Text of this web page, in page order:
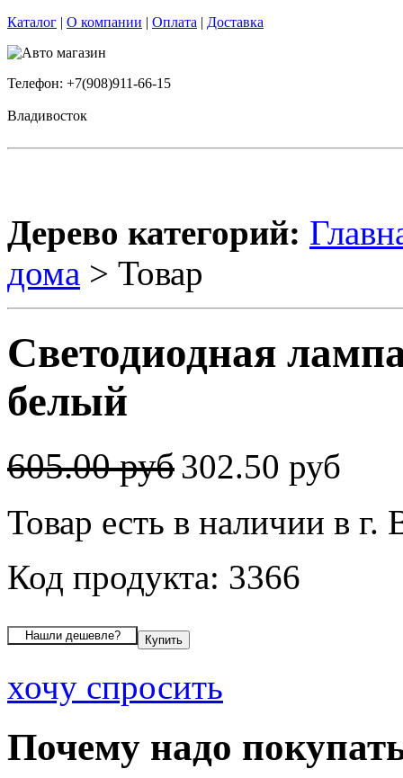
Каталог | О компании | Оплата | Доставка
Телефон: +7(908)911-66-15
Владивосток
Дерево категорий:
дома > Товар
Светодиодная
белый
605.00 руб302.50 руб
Товар есть в наличии в г.
Код продукта: 3366
хочу спросить
Почему надо